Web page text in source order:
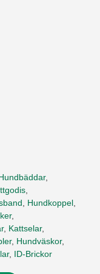
,
,
, Hundkoppel,
,
, Kattselar,
, Hundväskor,
, ID-Brickor